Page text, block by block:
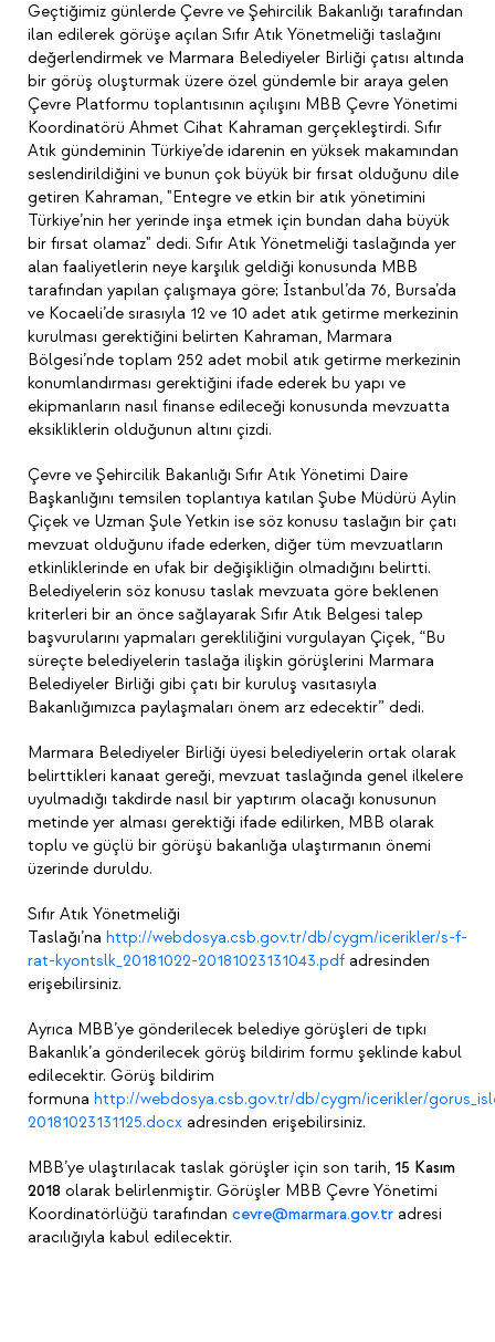
Geçtiğimiz günlerde Çevre ve Şehircilik Bakanlığı tarafından
ilan edilerek görüşe açılan Sıfır Atık Yönetmeliği taslağını
değerlendirmek ve Marmara Belediyeler Birliği çatısı altında
bir görüş oluşturmak üzere özel gündemle bir araya gelen
Çevre Platformu toplantısının açılışını MBB Çevre Yönetimi
Koordinatörü Ahmet Cihat Kahraman gerçekleştirdi. Sıfır
Atık gündeminin Türkiye’de idarenin en yüksek makamından
seslendirildiğini ve bunun çok büyük bir fırsat olduğunu dile
getiren Kahraman, "Entegre ve etkin bir atık yönetimini
Türkiye’nin her yerinde inşa etmek için bundan daha büyük
bir fırsat olamaz" dedi. Sıfır Atık Yönetmeliği taslağında yer
alan faaliyetlerin neye karşılık geldiği konusunda MBB
tarafından yapılan çalışmaya göre; İstanbul’da 76, Bursa’da
ve Kocaeli’de sırasıyla 12 ve 10 adet atık getirme merkezinin
kurulması gerektiğini belirten Kahraman, Marmara
Bölgesi’nde toplam 252 adet mobil atık getirme merkezinin
konumlandırması gerektiğini ifade ederek bu yapı ve
ekipmanların nasıl finanse edileceği konusunda mevzuatta
eksikliklerin olduğunun altını çizdi.
Çevre ve Şehircilik Bakanlığı Sıfır Atık Yönetimi Daire
Başkanlığını temsilen toplantıya katılan Şube Müdürü Aylin
Çiçek ve Uzman Şule Yetkin ise söz konusu taslağın bir çatı
mevzuat olduğunu ifade ederken, diğer tüm mevzuatların
etkinliklerinde en ufak bir değişikliğin olmadığını belirtti.
Belediyelerin söz konusu taslak mevzuata göre beklenen
kriterleri bir an önce sağlayarak Sıfır Atık Belgesi talep
başvurularını yapmaları gerekliliğini vurgulayan Çiçek, “Bu
süreçte belediyelerin taslağa ilişkin görüşlerini Marmara
Belediyeler Birliği gibi çatı bir kuruluş vasıtasıyla
Bakanlığımızca paylaşmaları önem arz edecektir” dedi.
Marmara Belediyeler Birliği üyesi belediyelerin ortak olarak
belirttikleri kanaat gereği, mevzuat taslağında genel ilkelere
uyulmadığı takdirde nasıl bir yaptırım olacağı konusunun
metinde yer alması gerektiği ifade edilirken, MBB olarak
toplu ve güçlü bir görüşü bakanlığa ulaştırmanın önemi
üzerinde duruldu.
Sıfır Atık Yönetmeliği
Taslağı’na http://webdosya.csb.gov.tr/db/cygm/icerikler/s-f-
rat-kyontslk_20181022-20181023131043.pdf adresinden
erişebilirsiniz.
Ayrıca MBB’ye gönderilecek belediye görüşleri de tıpkı
Bakanlık’a gönderilecek görüş bildirim formu şeklinde kabul
edilecektir. Görüş bildirim
formuna http://webdosya.csb.gov.tr/db/cygm/icerikler/
20181023131125.docx adresinden erişebilirsiniz.
MBB’ye ulaştırılacak taslak görüşler için son tarih, 15 Kasım
2018 olarak belirlenmiştir. Görüşler MBB Çevre Yönetimi
Koordinatörlüğü tarafından cevre@marmara.gov.tr adresi
aracılığıyla kabul edilecektir.